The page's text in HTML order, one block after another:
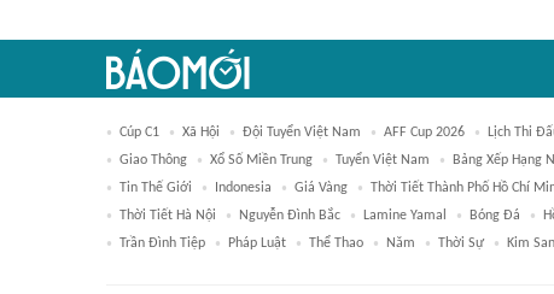
Cúp C1 Xã Hội Đội Tuyển Việt Nam AFF Cup 2026 Lịch Thi
Giao Thông
Xổ Số Miền Trung Tuyển Việt Nam Bảng Xếp Hạng
Tin Thế Giới
Indonesia Giá Vàng Thời Tiết Thành Phố Hồ Chí
Thời Tiết Hà Nội
Nguyễn Đình Bắc Lamine Yamal Bóng Đá
Trần Đình Tiệp
Pháp Luật Thể Thao Năm Thời Sự Kim